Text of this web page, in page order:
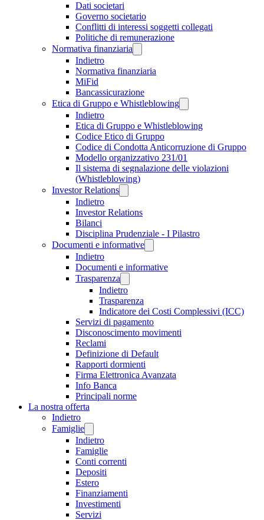
Dati societari
Governo societario
Conflitti di interessi soggetti collegati
Politiche di remunerazione
Normativa finanziaria
Indietro
Normativa finanziaria
MiFid
Bancassicurazione
Etica di Gruppo e Whistleblowing
Indietro
Etica di Gruppo e Whistleblowing
Codice Etico di Gruppo
Codice di Condotta Anticorruzione di Gruppo
Modello organizzativo 231/01
Il sistema di segnalazione delle violazioni
(Whistleblowing)
Investor Relations
Indietro
Investor Relations
Bilanci
Disciplina Prudenziale - I Pilastro
Documenti e informative
Indietro
Documenti e informative
Trasparenza
Indietro
Trasparenza
Indicatore dei Costi Complessivi (ICC)
Servizi di pagamento
Disconoscimento movimenti
Reclami
Definizione di Default
Rapporti dormienti
Firma Elettronica Avanzata
Info Banca
Principali norme
La nostra offerta
Indietro
Famiglie
Indietro
Famiglie
Conti correnti
Depositi
Estero
Finanziamenti
Investimenti
Servizi